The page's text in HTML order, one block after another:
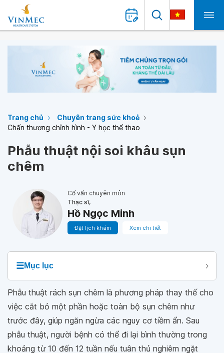
Trang chủ
Chuyên trang sức khoẻ
Chấn thương chỉnh hình - Y học thể thao
Phẫu thuật nội soi khâu sụn
chêm
Cố vấn chuyên môn
Thạc sĩ,
Hồ Ngọc Minh
Đặt lịch khám Xem chi tiết
☰Mục lục
Phẫu thuật rách sụn chêm là phương pháp thay thế cho
việc cắt bỏ một phần hoặc toàn bộ sụn chêm như
trước đây, giúp ngăn ngừa các nguy cơ tiềm ẩn. Sau
phẫu thuật, người bệnh có thể đi lại bình thường trong
khoảng từ 10 đến 12 tuần nếu tuân thủ nghiêm ngặt